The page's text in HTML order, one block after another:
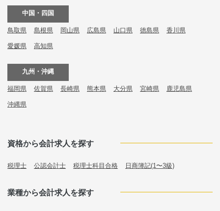
中国・四国
鳥取県 島根県 岡山県 広島県 山口県 徳島県 香川県
愛媛県 高知県
九州・沖縄
福岡県 佐賀県 長崎県 熊本県 大分県 宮崎県 鹿児島県
沖縄県
資格から会計求人を探す
税理士 公認会計士 税理士科目合格 日商簿記(1〜3級)
業種から会計求人を探す